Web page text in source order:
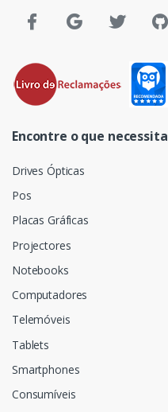
Encontre o que necessita
Drives Ópticas
Pos
Placas Gráficas
Projectores
Notebooks
Computadores
Telemóveis
Tablets
Smartphones
Consumíveis